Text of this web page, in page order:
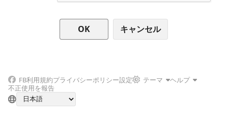
キャンセル
FB利用規約プライバシーポリシー設定 テーマ
ヘルプ
不正使用を報告